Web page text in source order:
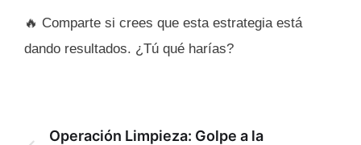
🔥 Comparte si crees que esta estrategia está
dando resultados. ¿Tú qué harías?
Operación Limpieza: Golpe a la